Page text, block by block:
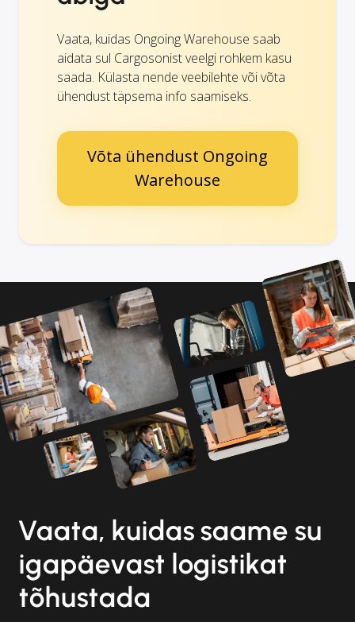
Vaata, kuidas Ongoing Warehouse saab
aidata sul Cargosonist veelgi rohkem kasu
saada. Külasta nende veebilehte või võta
ühendust täpsema info saamiseks.
Võta ühendust Ongoing
Warehouse
Vaata, kuidas saame su
igapäevast logistikat
tõhustada